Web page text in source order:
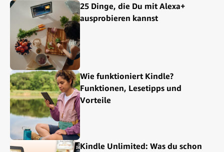
25 Dinge, die Du mit Alexa+
ausprobieren kannst
Wie funktioniert Kindle?
Funktionen, Lesetipps und
Vorteile
Kindle Unlimited: Was du schon